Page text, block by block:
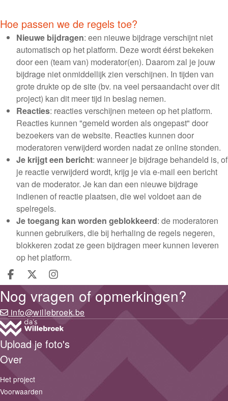
Hoe passen we de regels toe?
Nieuwe bijdragen: een nieuwe bijdrage verschijnt niet
automatisch op het platform. Deze wordt éérst bekeken
door een (team van) moderator(en). Daarom zal je jouw
bijdrage niet onmiddellijk zien verschijnen. In tijden van
grote drukte op de site (bv. na veel persaandacht over dit
project) kan dit meer tijd in beslag nemen.
Reacties: reacties verschijnen meteen op het platform.
Reacties kunnen "gemeld worden als ongepast" door
bezoekers van de website. Reacties kunnen door
moderatoren verwijderd worden nadat ze online stonden.
Je krijgt een bericht: wanneer je bijdrage behandeld is, of
je reactie verwijderd wordt, krijg je via e-mail een bericht
van de moderator. Je kan dan een nieuwe bijdrage
indienen of reactie plaatsen, die wel voldoet aan de
spelregels.
Je toegang kan worden geblokkeerd: de moderatoren
kunnen gebruikers, die bij herhaling de regels negeren,
blokkeren zodat ze geen bijdragen meer kunnen leveren
op het platform.
Deel op facebook
Deel op X
Deel op Instagram
Nog vragen of opmerkingen?
info@willebroek.be
Upload je foto's
Over
Het project
Voorwaarden